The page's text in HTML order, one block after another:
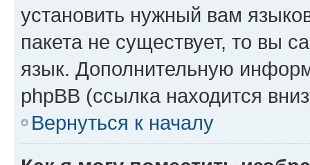
установить нужный вам
пакета не существует, то вы
язык. Дополнительную
phpBB (ссылка находится
Вернуться к началу